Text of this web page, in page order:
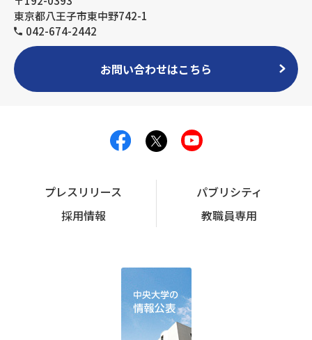
東京都八王子市東中野742-1
042-674-2442
お問い合わせはこちら
プレスリリース
パブリシティ
採用情報
教職員専用